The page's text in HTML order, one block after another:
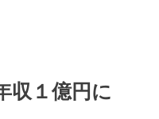
収１億円に